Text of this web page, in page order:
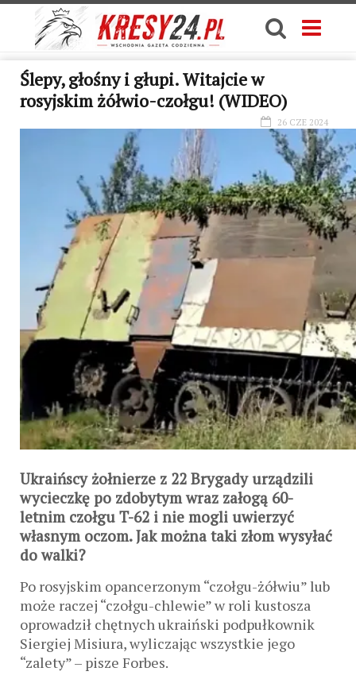
Ślepy, głośny i głupi. Witajcie w
rosyjskim żółwio-czołgu! (WIDEO)
26 CZE 2024
Ukraińscy żołnierze z 22 Brygady urządzili
wycieczkę po zdobytym wraz załogą 60-
letnim czołgu T-62 i nie mogli uwierzyć
własnym oczom. Jak można taki złom wysyłać
do walki?
Po rosyjskim opancerzonym “czołgu-żółwiu” lub
może raczej “czołgu-chlewie” w roli kustosza
oprowadził chętnych ukraiński podpułkownik
Siergiej Misiura, wyliczając wszystkie jego
“zalety” – pisze Forbes.